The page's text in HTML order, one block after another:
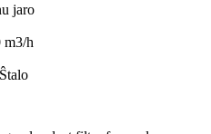
jaro
m3/h